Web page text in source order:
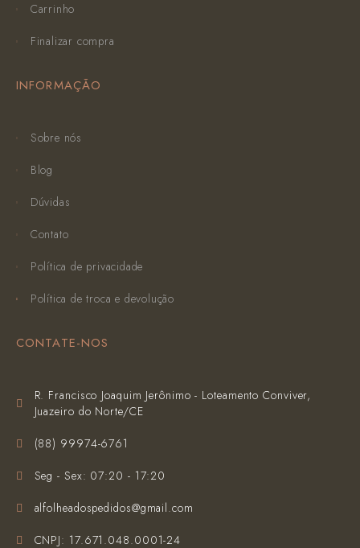
Carrinho
Finalizar compra
INFORMAÇÃO
Sobre nós
Blog
Dúvidas
Contato
Política de privacidade
Política de troca e devolução
CONTATE-NOS
R. Francisco Joaquim Jerônimo - Loteamento Conviver,
Juazeiro do Norte/CE
(‪88) 99974-6761‬
Seg - Sex: 07:20 - 17:20
alfolheadospedidos@gmail.com
CNPJ: 17.671.048.0001-24